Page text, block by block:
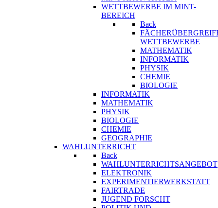
WETTBEWERBE IM MINT-
BEREICH
Back
WETTBEWERBE
MATHEMATIK
INFORMATIK
PHYSIK
CHEMIE
BIOLOGIE
INFORMATIK
MATHEMATIK
PHYSIK
BIOLOGIE
CHEMIE
GEOGRAPHIE
WAHLUNTERRICHT
Back
WAHLUNTERRICHTSANGEBOT
ELEKTRONIK
EXPERIMENTIERWERKSTATT
FAIRTRADE
JUGEND FORSCHT